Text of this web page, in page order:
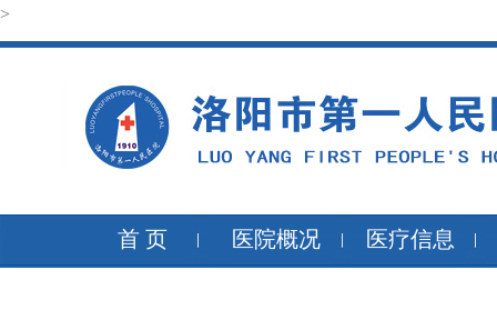
>
首 页 医院概况 医疗信息